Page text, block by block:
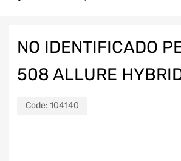
NO IDENTIFICADO
508 ALLURE
Code: 104140